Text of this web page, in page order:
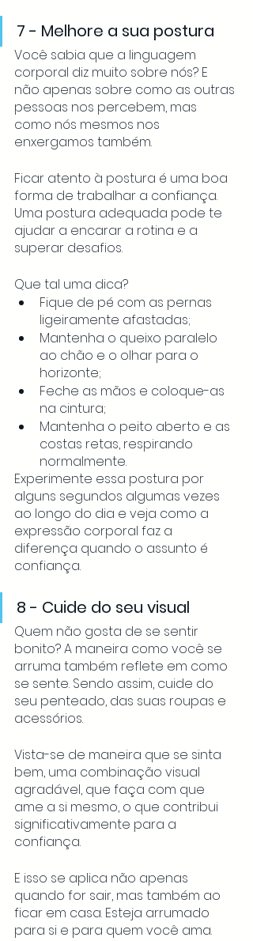
7 - Melhore a sua postura
Você sabia que a linguagem
corporal diz muito sobre nós? E
não apenas sobre como as outras
pessoas nos percebem, mas
como nós mesmos nos
enxergamos também.
Ficar atento à postura é uma boa
forma de trabalhar a confiança.
Uma postura adequada pode te
ajudar a encarar a rotina e a
superar desafios.
Que tal uma dica?
Fique de pé com as pernas
ligeiramente afastadas;
Mantenha o queixo paralelo
ao chão e o olhar para o
horizonte;
Feche as mãos e coloque-as
na cintura;
Mantenha o peito aberto e as
costas retas, respirando
normalmente.
Experimente essa postura por
alguns segundos algumas vezes
ao longo do dia e veja como a
expressão corporal faz a
diferença quando o assunto é
confiança.
8 - Cuide do seu visual
Quem não gosta de se sentir
bonito? A maneira como você se
arruma também reflete em como
se sente. Sendo assim, cuide do
seu penteado, das suas roupas e
acessórios.
Vista-se de maneira que se sinta
bem, uma combinação visual
agradável, que faça com que
ame a si mesmo, o que contribui
significativamente para a
confiança.
E isso se aplica não apenas
quando for sair, mas também ao
ficar em casa. Esteja arrumado
para si e para quem você ama.